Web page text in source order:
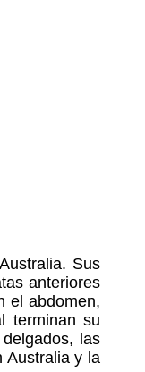
Sus
anteriores
el abdomen,
terminan su
las
Australia y la